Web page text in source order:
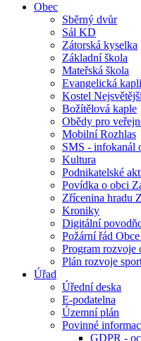
Obec
Sběrný dvůr
Sál KD
Zátorská kyselka
Základní škola
Mateřská škola
Evangelická
Kostel
Božítělová kaple
Obědy pro
Mobilní Rozhlas
SMS - infokanál
Kultura
Podnikatelské
Povídka o obci
Zřícenina hradu
Kroniky
Digitální
Požární řád
Program rozvoje
Plán rozvoje
Úřad
Úřední deska
E-podatelna
Územní plán
Povinné
GDPR -